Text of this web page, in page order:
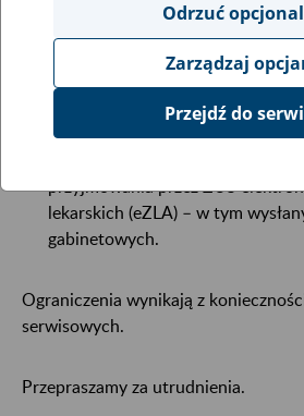
godz. 21:00) do wtorku 19 czerwca
wystąpią ograniczenia
rejestracji profilu na Platformie
przyjmowania przez ZUS
lekarskich (eZLA) – w tym
gabinetowych.
Ograniczenia wynikają z
serwisowych.
Przepraszamy za utrudnienia.
Odrzuć
Zarządzaj
Przejdź do